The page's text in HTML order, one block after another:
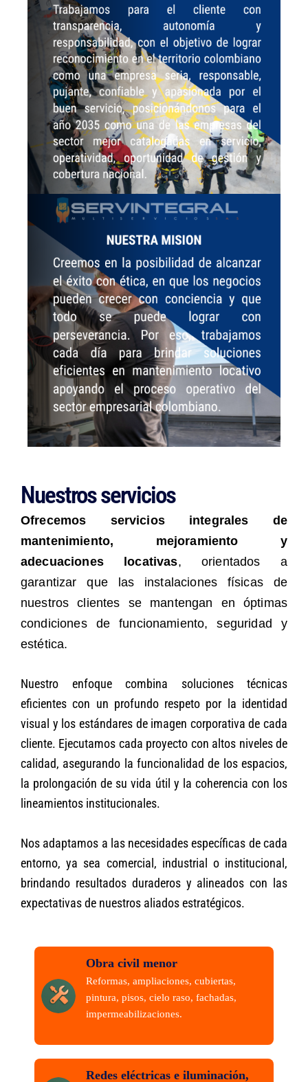
Nuestros servicios
Ofrecemos servicios integrales de
mantenimiento, mejoramiento y
adecuaciones locativas, orientados a
garantizar que las instalaciones físicas de
nuestros clientes se mantengan en óptimas
condiciones de funcionamiento, seguridad y
estética.
Nuestro enfoque combina soluciones técnicas
eficientes con un profundo respeto por la identidad
visual y los estándares de imagen corporativa de cada
cliente. Ejecutamos cada proyecto con altos niveles de
calidad, asegurando la funcionalidad de los espacios,
la prolongación de su vida útil y la coherencia con los
lineamientos institucionales.
Nos adaptamos a las necesidades específicas de cada
entorno, ya sea comercial, industrial o institucional,
brindando resultados duraderos y alineados con las
expectativas de nuestros aliados estratégicos.
Obra civil menor
Reformas, ampliaciones, cubiertas,
pintura, pisos, cielo raso, fachadas,
impermeabilizaciones.
Redes eléctricas e iluminación,